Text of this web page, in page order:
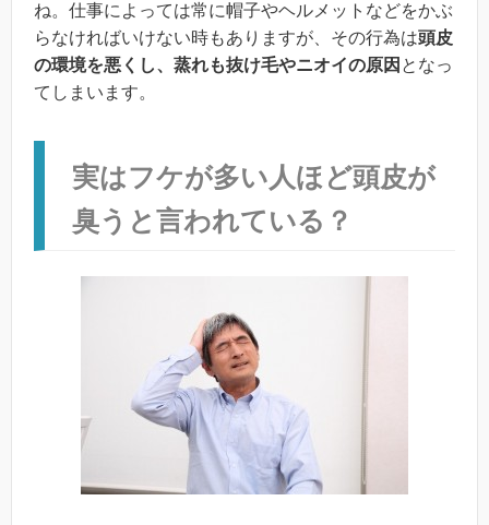
ね。仕事によっては常に帽子やヘルメットなどをかぶ
らなければいけない時もありますが、その行為は頭皮
の環境を悪くし、蒸れも抜け毛やニオイの原因 となっ
てしまいます。
実はフケが多い人ほど頭皮が
臭うと言われている？